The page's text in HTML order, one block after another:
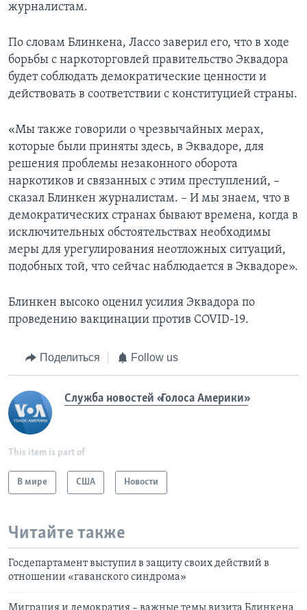
журналистам.
По словам Блинкена, Лассо заверил его, что в ходе
борьбы с наркоторговлей правительство Эквадора
будет соблюдать демократические ценности и
действовать в соответствии с конституцией страны.
«Мы также говорили о чрезвычайных мерах,
которые были приняты здесь, в Эквадоре, для
решения проблемы незаконного оборота
наркотиков и связанных с этим преступлений, –
сказал Блинкен журналистам. – И мы знаем, что в
демократических странах бывают времена, когда в
исключительных обстоятельствах необходимы
меры для урегулирования неотложных ситуаций,
подобных той, что сейчас наблюдается в Эквадоре».
Блинкен высоко оценил усилия Эквадора по
проведению вакцинации против COVID-19.
Поделиться Follow us
Служба новостей «Голоса Америки»
This item is part of
В мире США Новости
Читайте также
Госдепартамент выступил в защиту своих действий в
отношении «гаванского синдрома»